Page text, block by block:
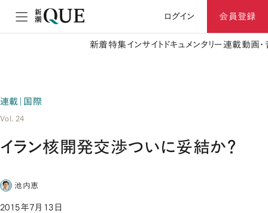
ログイン 会員登録
新着特集 インサイト ドキュメンタリー 連載動画
連載｜国際
Vol. 24
イラン核開発交渉ついに妥結か？
池内恵
2015年7月13日